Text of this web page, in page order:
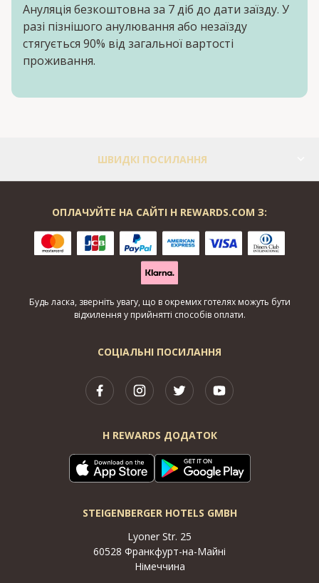
Ануляція безкоштовна за 7 діб до дати заїзду. У
разі пізнішого анулювання або незаїзду
стягується 90% від загальної вартості
проживання.
ШВИДКІ ПОСИЛАННЯ
СОЦІАЛЬНІ ПОСИЛАННЯ
H REWARDS ДОДАТОК
STEIGENBERGER HOTELS GMBH
Lyoner Str. 25
60528 Франкфурт-на-Майні
Німеччина
ОПЛАЧУЙТЕ НА САЙТІ H REWARDS.COM З:
Будь ласка, зверніть увагу, що в окремих готелях можуть бути
відхилення у прийнятті способів оплати.